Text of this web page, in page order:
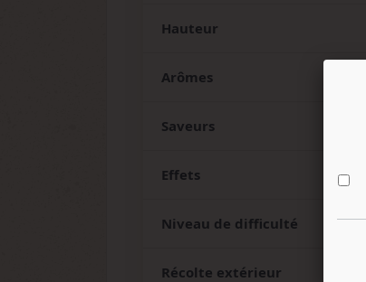
Hauteur
Arômes
Saveurs
Effets
Niveau de difficulté
Récolte extérieur